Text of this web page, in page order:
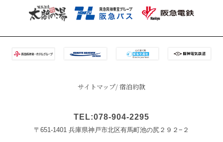
サイトマップ 宿泊約款
TEL:078-904-2295
〒651-1401 兵庫県神戸市北区有馬町池の尻２９２−２